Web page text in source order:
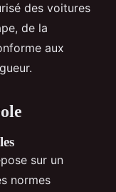
des voitures
de la
aux
sur un
normes